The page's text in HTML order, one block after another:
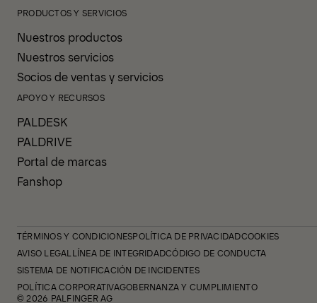
PRODUCTOS Y SERVICIOS
Nuestros productos
Nuestros servicios
Socios de ventas y servicios
APOYO Y RECURSOS
PALDESK
PALDRIVE
Portal de marcas
Fanshop
TÉRMINOS Y CONDICIONESPOLÍTICA DE PRIVACIDADCOOKIES
AVISO LEGAL LÍNEA DE INTEGRIDADCÓDIGO DE CONDUCTA
SISTEMA DE NOTIFICACIÓN DE INCIDENTES
POLÍTICA CORPORATIVAGOBERNANZA Y CUMPLIMIENTO
© 2026 PALFINGER AG